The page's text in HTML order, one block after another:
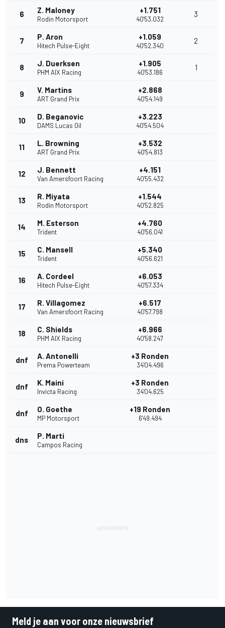
6 Z. Maloney
Rodin Motorsport
+1.751
40'53.032
3
7 P. Aron
Hitech Pulse-Eight
+1.059
40'52.340
2
8 J. Duerksen
PHM AIX Racing
+1.905
40'53.186
1
9 V. Martins
ART Grand Prix
+2.868
40'54.149
10 D. Beganovic
DAMS Lucas Oil
+3.223
40'54.504
11 L. Browning
ART Grand Prix
+3.532
40'54.813
12 J. Bennett
Van Amersfoort Racing
+4.151
40'55.432
13 R. Miyata
Rodin Motorsport
+1.544
40'52.825
14 M. Esterson
Trident
+4.760
40'56.041
15 C. Mansell
Trident
+5.340
40'56.621
16 A. Cordeel
Hitech Pulse-Eight
+6.053
40'57.334
17 R. Villagomez
Van Amersfoort Racing
+6.517
40'57.798
18 C. Shields
PHM AIX Racing
+6.966
40'58.247
dnf A. Antonelli
Prema Powerteam
+3 Ronden
34'04.496
dnf K. Maini
Invicta Racing
+3 Ronden
34'04.625
dnf O. Goethe
MP Motorsport
+19 Ronden
6'49.494
dns P. Martí
Campos Racing
Meld je aan voor onze nieuwsbrief